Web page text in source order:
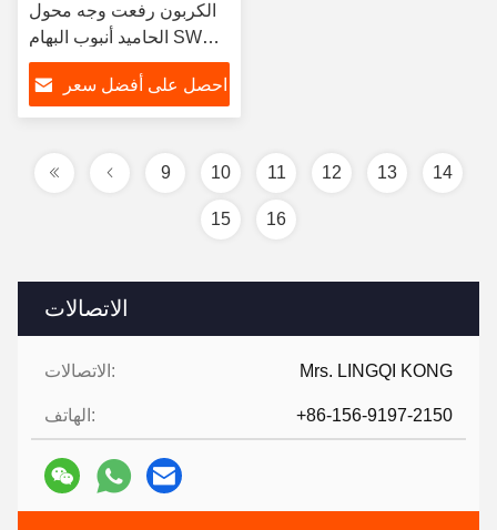
الاتصالات
الاتصالات: Mrs. LINGQI KONG
الهاتف: +86-156-9197-2150
الكربون رفعت وجه محول
الحاميد أنبوب البهام SWRF
NPS 1/2 إلى NPS 24
تطبيق لصناعة الكيماويات
احصل على أفضل سعر
9 10 11 12 13 14
15 16